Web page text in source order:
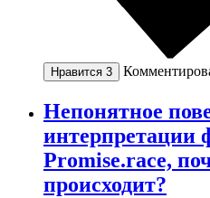
Нравится 3
Непонятное
интерпретации
Promise.race,
происходит?